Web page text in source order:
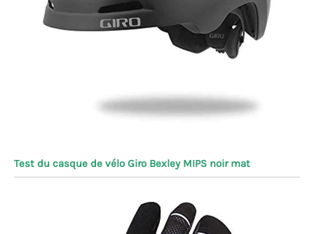
Test du casque de vélo Giro Bexley MIPS noir mat